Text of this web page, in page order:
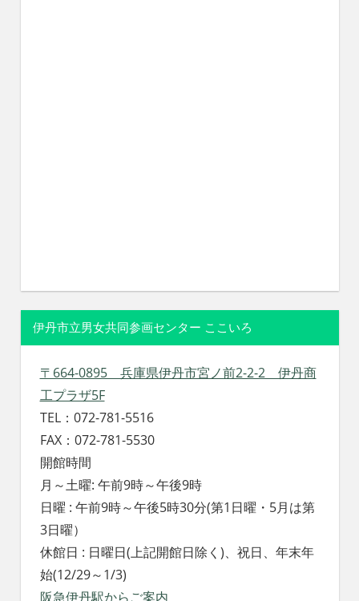
伊丹市立男女共同参画センター ここいろ
〒664-0895 兵庫県伊丹市宮ノ前2-2-2 伊丹商
工プラザ5F
TEL：072-781-5516
FAX：072-781-5530
開館時間
月～土曜: 午前9時～午後9時
日曜 : 午前9時～午後5時30分(第1日曜・5月は第
3日曜）
休館日 : 日曜日(上記開館日除く)、祝日、年末年
始(12/29～1/3)
阪急伊丹駅からご案内